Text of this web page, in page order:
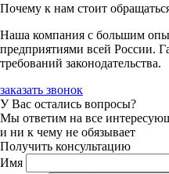
Почему к нам стоит
Наша компания с большим
предприятиями всей России.
требований законодательства.
заказать звонок
У Вас остались вопросы?
Мы ответим на все
и ни к чему не обязывает
Получить консультацию
Имя